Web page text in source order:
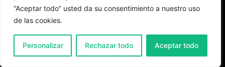
“Aceptar todo” usted da su consentimiento a nuestro uso
de las cookies.
Personalizar Rechazar todo Aceptar todo